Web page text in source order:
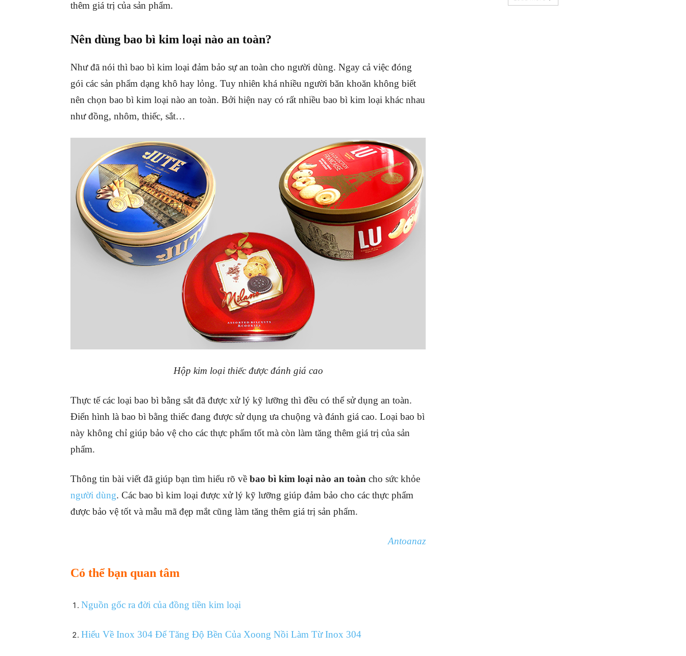
thêm giá trị của sản phẩm.
Nên dùng bao bì kim loại nào an toàn?
Như đã nói thì bao bì kim loại đảm bảo sự an toàn cho người dùng. Ngay cả việc đóng
gói các sản phẩm dạng khô hay lỏng. Tuy nhiên khá nhiều người băn khoăn không biết
nên chọn bao bì kim loại nào an toàn. Bởi hiện nay có rất nhiều bao bì kim loại khác nhau
như đồng, nhôm, thiếc, sắt…
Hộp kim loại thiếc được đánh giá cao
Thực tế các loại bao bì bằng sắt đã được xử lý kỹ lưỡng thì đều có thể sử dụng an toàn.
Điển hình là bao bì bằng thiếc đang được sử dụng ưa chuộng và đánh giá cao. Loại bao bì
này không chỉ giúp bảo vệ cho các thực phẩm tốt mà còn làm tăng thêm giá trị của sản
phẩm.
Thông tin bài viết đã giúp bạn tìm hiểu rõ về bao bì kim loại nào an toàn cho sức khỏe
người dùng. Các bao bì kim loại được xử lý kỹ lưỡng giúp đảm bảo cho các thực phẩm
được bảo vệ tốt và mẫu mã đẹp mắt cũng làm tăng thêm giá trị sản phẩm.
Antoanaz
Có thể bạn quan tâm
Nguồn gốc ra đời của đồng tiền kim loại
Hiểu Về Inox 304 Để Tăng Độ Bền Của Xoong Nồi Làm Từ Inox 304